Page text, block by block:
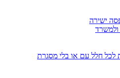
ישירה
ולמשרד
לכל חלל עם או בלי מסגרת